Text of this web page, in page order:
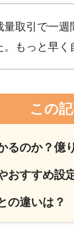
量取引で一週
。もっと早く
この
るのか？億
おすすめ設
の違いは？